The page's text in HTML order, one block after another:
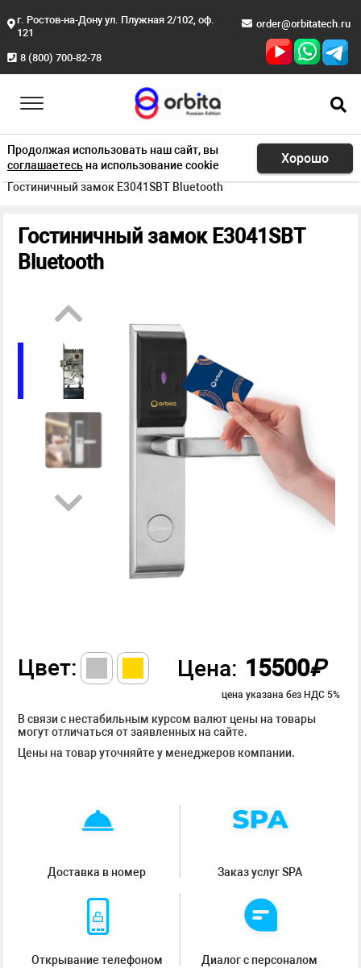
г. Ростов-на-Дону ул. Плужная 2/102, оф.
121
8 (800) 700-82-78
order@orbitatech.ru
Продолжая использовать наш сайт, вы
соглашаетесьна использование cookie Хорошо
Главная Продукция
Вluetooth замки
Гостиничный замок E3041SBT Bluetooth
Гостиничный замок E3041SBT
Bluetooth
Цвет: Цена: 15500₽
цена указана без НДС 5%
В связи с нестабильным курсом валют цены на товары
могут отличаться от заявленных на сайте.
Цены на товар уточняйте у менеджеров компании.
Доставка в номер Заказ услуг SPA
Открывание телефоном Диалог с персоналом